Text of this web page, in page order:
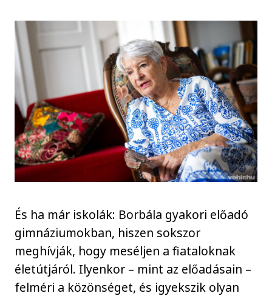
És ha már iskolák: Borbála gyakori előadó
gimnáziumokban, hiszen sokszor
meghívják, hogy meséljen a fiataloknak
életútjáról. Ilyenkor – mint az előadásain –
felméri a közönséget, és igyekszik olyan